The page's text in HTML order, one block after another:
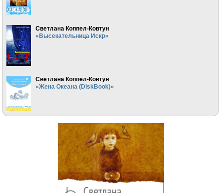
Светлана Коппел-Ковтун
«Высекательница Искр»
Светлана Коппел-Ковтун
«Жена Океана (DiskBook)»